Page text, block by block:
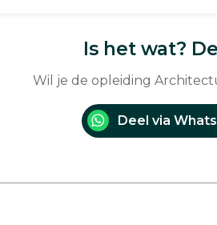
Is het wat?
Wil je de opleiding
Deel via